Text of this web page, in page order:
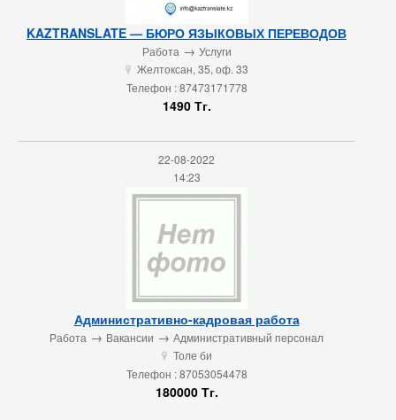
KAZTRANSLATE — БЮРО ЯЗЫКОВЫХ ПЕРЕВОДОВ
Работа→ Услуги
u Желтоксан, 35, оф. 33
Телефон : 87473171778
1490 Тг.
22-08-2022
14:23
Административно-кадровая работа
Работа → Вакансии → Административный персонал
u Толе би
Телефон : 87053054478
180000 Тг.